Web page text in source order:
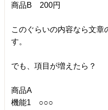
商品B 200円
このぐらいの内容なら文章
す。
でも、項目が増えたら？
商品A
機能1 ○○○